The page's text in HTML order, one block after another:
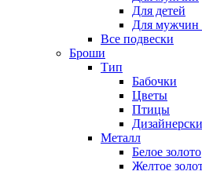
Для детей
Для
Все подвески
Броши
Тип
Бабочки
Цветы
Птицы
Металл
Белое золото
Желтое